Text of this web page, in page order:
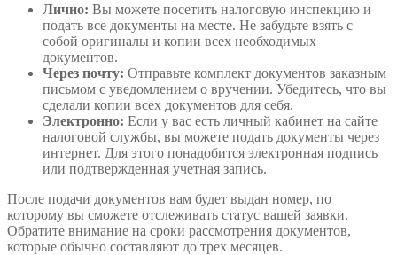
Лично: Вы можете посетить налоговую инспекцию и
подать все документы на месте. Не забудьте взять с
собой оригиналы и копии всех необходимых
документов.
Через почту: Отправьте комплект документов заказным
письмом с уведомлением о вручении. Убедитесь, что вы
сделали копии всех документов для себя.
Электронно: Если у вас есть личный кабинет на сайте
налоговой службы, вы можете подать документы через
интернет. Для этого понадобится электронная подпись
или подтвержденная учетная запись.
После подачи документов вам будет выдан номер, по
которому вы сможете отслеживать статус вашей заявки.
Обратите внимание на сроки рассмотрения документов,
которые обычно составляют до трех месяцев.